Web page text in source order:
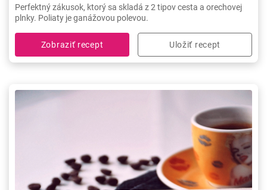
Perfektný zákusok, ktorý sa skladá z 2 tipov cesta a orechovej
plnky. Poliaty je ganážovou polevou.
Zobraziť recept Uložiť recept